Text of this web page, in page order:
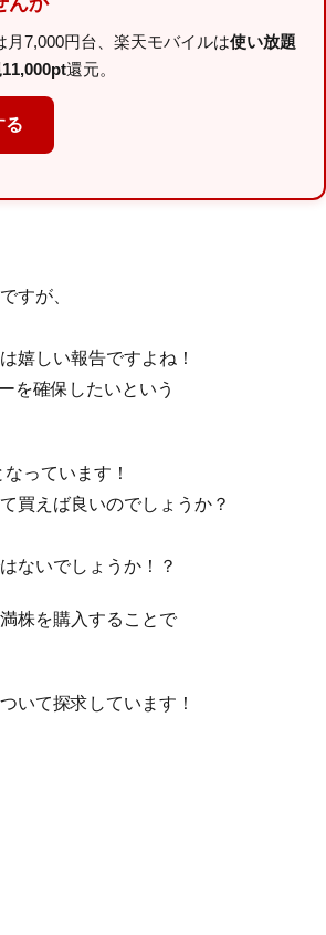
7,000円台、楽天モバイルは使い放題
還元。
る
すが、
嬉しい報告ですよね！
を確保したいという
っています！
買えば良いのでしょうか？
ないでしょうか！？
株を購入することで
いて探求しています！